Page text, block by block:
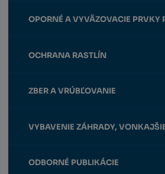
OPORNÉ A VYVÄZOVACIE PRVKY
OCHRANA RASTLÍN
ZBER A VRÚBĽOVANIE
VYBAVENIE ZÁHRADY,
ODBORNÉ PUBLIKÁCIE